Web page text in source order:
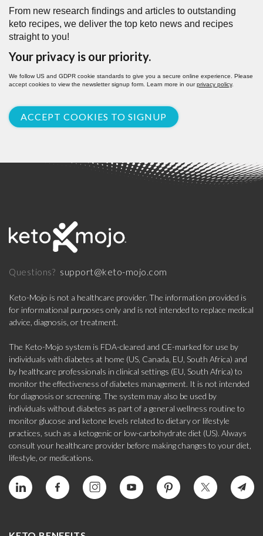
From new research findings and articles to outstanding
keto recipes, we deliver the top keto news and recipes
straight to you!
Your privacy is our priority.
We follow US and GDPR cookie standards to give you a secure online experience. Please
accept cookies to view the newsletter signup form. Learn more in ourprivacy policy.
ACCEPT COOKIES TO SIGNUP
Questions? support@keto-mojo.com
Keto-Mojo is not a healthcare provider. The information provided is
for informational purposes only and is not intended to replace medical
advice, diagnosis, or treatment.
The Keto-Mojo system is FDA-cleared and CE-marked for use by
individuals with diabetes at home (US, Canada, EU, South Africa) and
by healthcare professionals in clinical settings (EU, South Africa) to
monitor the effectiveness of diabetes management. It is not intended
for diagnosis or screening. The system may also be used by
individuals without diabetes as part of a general wellness routine to
monitor glucose and ketone levels related to dietary or lifestyle
practices, such as a ketogenic or low-carbohydrate diet (US). Always
consult your healthcare provider before making changes to your diet,
lifestyle, or medications.